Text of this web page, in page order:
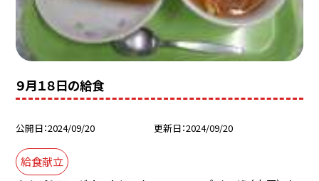
９月１８日の給食
公開日 2024/09/20 更新日 2024/09/20
給食献立